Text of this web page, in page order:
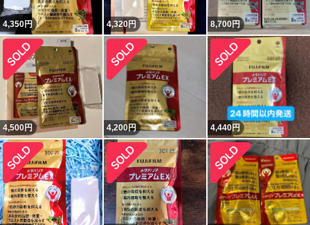
4,350円 4,320円 8,700円
4,500円 4,200円 4,440円